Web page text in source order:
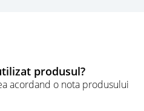
produsul?
acordand o nota produsului